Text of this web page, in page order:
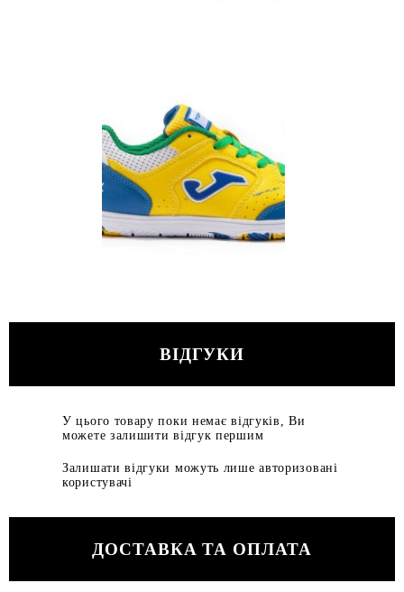
ВІДГУКИ
У цього товару поки немає відгуків, Ви
можете залишити відгук першим
Залишати відгуки можуть лише авторизовані
користувачі
ДОСТАВКА ТА ОПЛАТА